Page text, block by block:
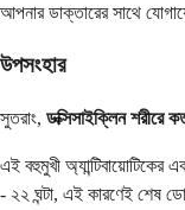
আপনার ডাক্তারের সাথে
উপসংহার
সুতরাং, ডক্সিসাইক্লিন শরীরে
এই বহুমুখী অ্যান্টিবায়োটিকের
- ২২ ঘন্টা, এই কারণেই শেষ